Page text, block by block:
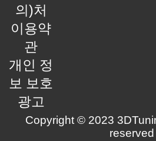
의)처
이용약
관
개인 정
보 보호
광고
Copyright © 2023
reserved